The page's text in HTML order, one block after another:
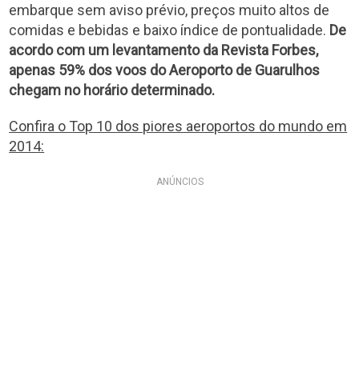
embarque sem aviso prévio, preços muito altos de
comidas e bebidas e baixo índice de pontualidade. De
acordo com um levantamento da Revista Forbes,
apenas 59% dos voos do Aeroporto de Guarulhos
chegam no horário determinado.
Confira o Top 10 dos piores aeroportos do mundo em
2014:
ANÚNCIOS